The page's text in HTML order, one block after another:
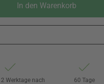
In den Warenkorb
Werktage nach
60 Tage